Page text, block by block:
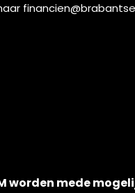
worden mede